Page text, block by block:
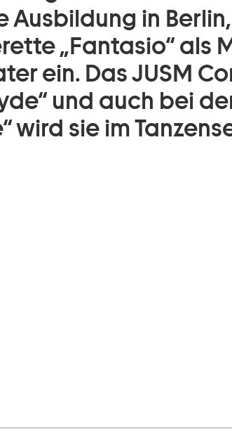
in
„Fantasio“ als
ein. Das JUSM
und auch bei
wird sie im